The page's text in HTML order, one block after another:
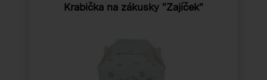
Krabička na zákusky "Zajíček"